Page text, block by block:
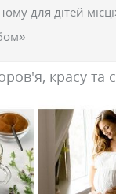
для дітей
красу та